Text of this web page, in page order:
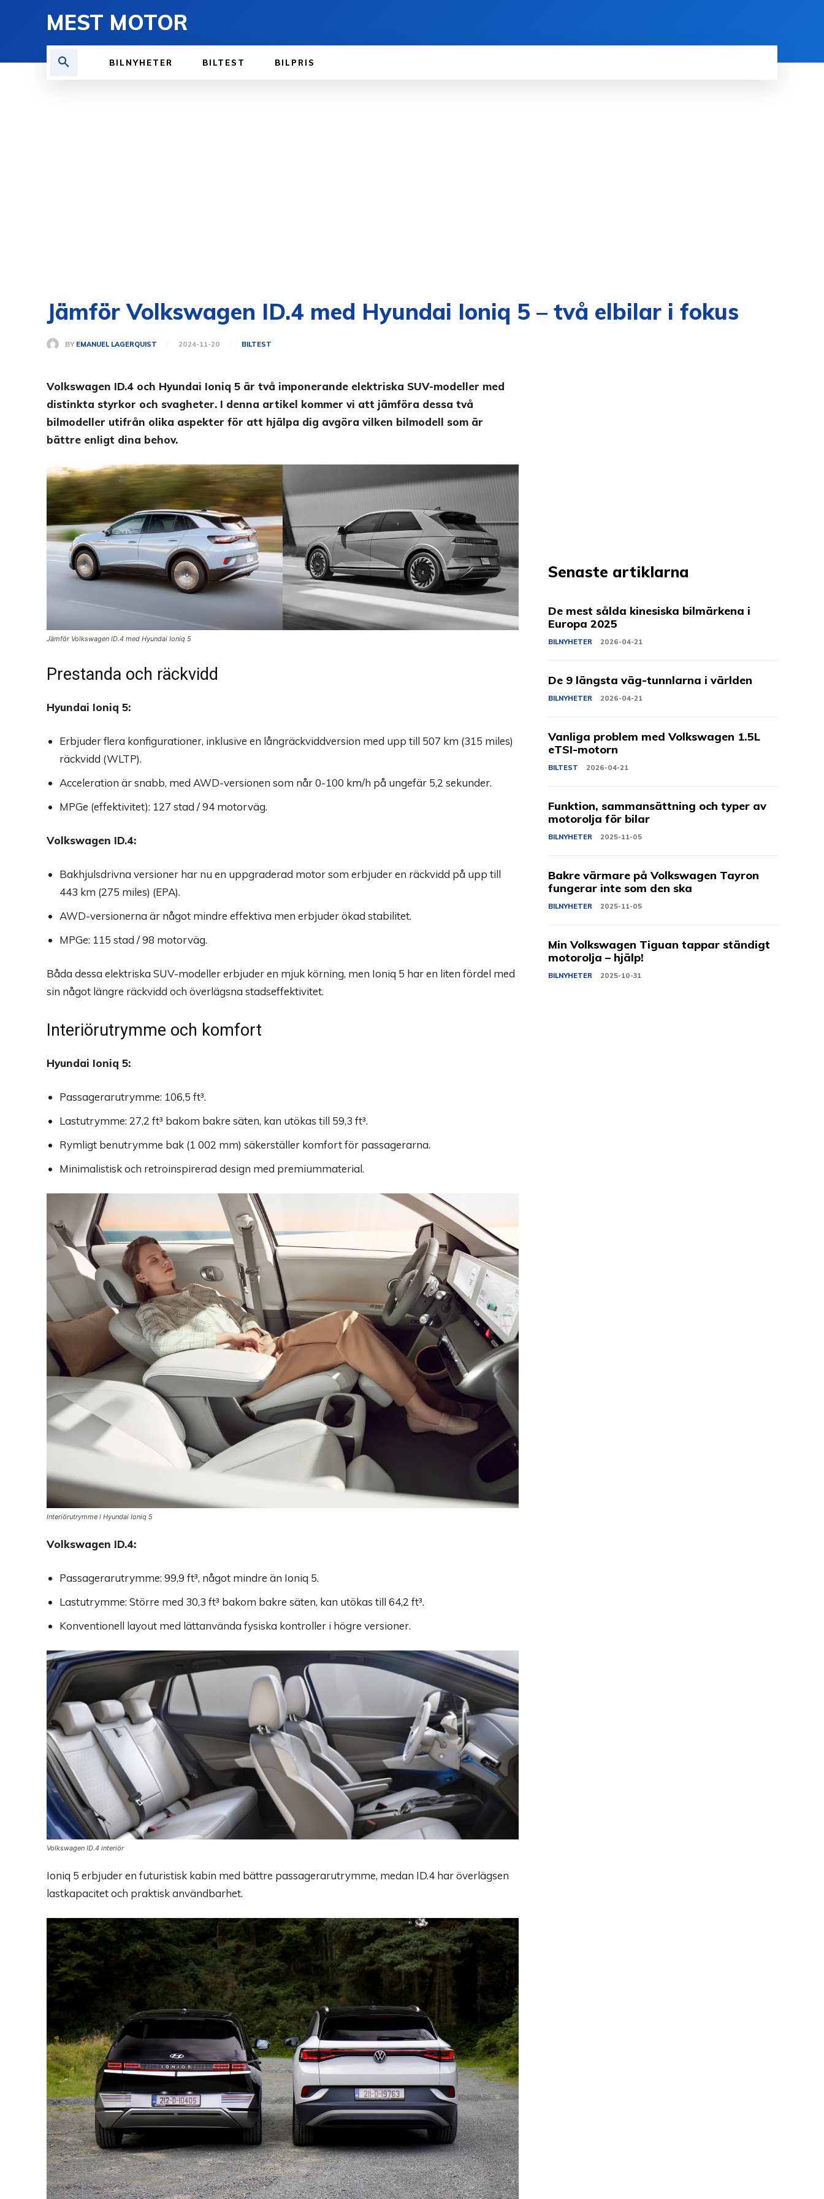
MEST MOTOR
BILNYHETER BILTEST BILPRIS
Jämför Volkswagen ID.4 med Hyundai Ioniq 5 – två elbilar i fokus
BY EMANUEL LAGERQUIST 2024-11-20 BILTEST
Volkswagen ID.4 och Hyundai Ioniq 5 är två imponerande elektriska SUV-modeller med
distinkta styrkor och svagheter. I denna artikel kommer vi att jämföra dessa två
bilmodeller utifrån olika aspekter för att hjälpa dig avgöra vilken bilmodell som är
bättre enligt dina behov.
Jämför Volkswagen ID.4 med Hyundai Ioniq 5
Prestanda och räckvidd
Hyundai Ioniq 5:
Erbjuder flera konfigurationer, inklusive en långräckviddversion med upp till 507 km (315 miles)
räckvidd (WLTP).
Acceleration är snabb, med AWD-versionen som når 0-100 km/h på ungefär 5,2 sekunder.
MPGe (effektivitet): 127 stad / 94 motorväg.
Volkswagen ID.4:
Bakhjulsdrivna versioner har nu en uppgraderad motor som erbjuder en räckvidd på upp till
443 km (275 miles) (EPA).
AWD-versionerna är något mindre effektiva men erbjuder ökad stabilitet.
MPGe: 115 stad / 98 motorväg.
Båda dessa elektriska SUV-modeller erbjuder en mjuk körning, men Ioniq 5 har en liten fördel med
sin något längre räckvidd och överlägsna stadseffektivitet.
Interiörutrymme och komfort
Hyundai Ioniq 5:
Passagerarutrymme: 106,5 ft³.
Lastutrymme: 27,2 ft³ bakom bakre säten, kan utökas till 59,3 ft³.
Rymligt benutrymme bak (1 002 mm) säkerställer komfort för passagerarna.
Minimalistisk och retroinspirerad design med premiummaterial.
Interiörutrymme i Hyundai Ioniq 5
Volkswagen ID.4:
Passagerarutrymme: 99,9 ft³, något mindre än Ioniq 5.
Lastutrymme: Större med 30,3 ft³ bakom bakre säten, kan utökas till 64,2 ft³.
Konventionell layout med lättanvända fysiska kontroller i högre versioner.
Volkswagen ID.4 interiör
Ioniq 5 erbjuder en futuristisk kabin med bättre passagerarutrymme, medan ID.4 har överlägsen
lastkapacitet och praktisk användbarhet.
Senaste artiklarna
De mest sålda kinesiska bilmärkena i
Europa 2025
BILNYHETER 2026-04-21
De 9 längsta väg-tunnlarna i världen
BILNYHETER 2026-04-21
Vanliga problem med Volkswagen 1.5L
eTSI-motorn
BILTEST 2026-04-21
Funktion, sammansättning och typer av
motorolja för bilar
BILNYHETER 2025-11-05
Bakre värmare på Volkswagen Tayron
fungerar inte som den ska
BILNYHETER 2025-11-05
Min Volkswagen Tiguan tappar ständigt
motorolja – hjälp!
BILNYHETER 2025-10-31